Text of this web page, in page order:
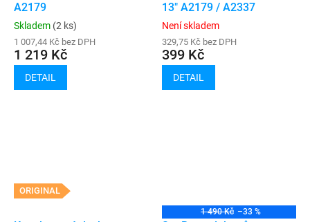
A2179
Skladem (2 ks)
1 007,44 Kč bez DPH
1 219 Kč
DETAIL
13" A2179 / A2337
Není skladem
329,75 Kč bez DPH
399 Kč
DETAIL
ORIGINAL
1 490 Kč –33 %